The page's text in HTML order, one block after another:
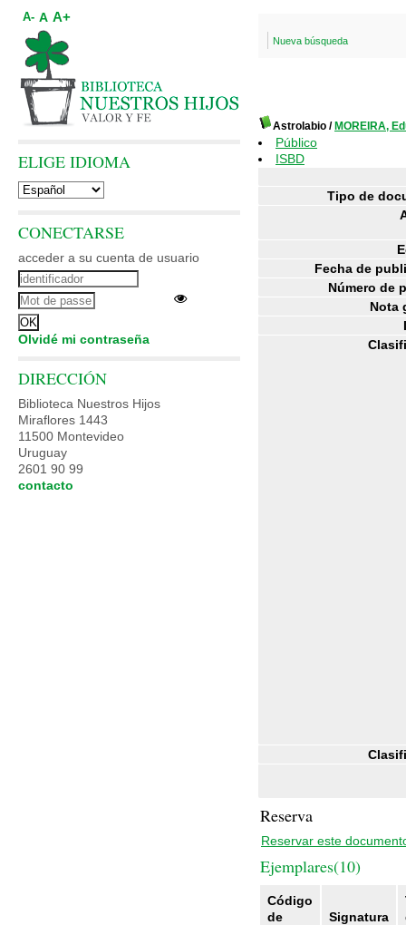
Nueva búsqueda
Astrolabio / MOREIRA,
Público
ISBD
Tipo de
Fecha de
Número de
Nota
Reserva
Reservar este
Ejemplares(10)
Código
de
Signatura
A- A A+
ELIGE IDIOMA
CONECTARSE
acceder a su cuenta de usuario
Olvidé mi contraseña
DIRECCIÓN
Biblioteca Nuestros Hijos
Miraflores 1443
11500 Montevideo
Uruguay
2601 90 99
contacto